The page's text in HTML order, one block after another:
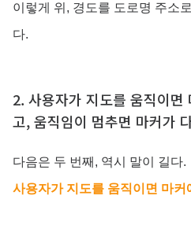
이렇게 위, 경도를 도로명 주소
다.
2. 사용자가 지도를 움직이면
고, 움직임이 멈추면 마커가
다음은 두 번째, 역시 말이 길다.
사용자가 지도를 움직이면 마커